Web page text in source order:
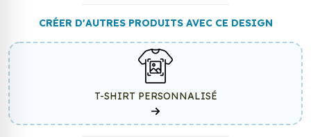
CRÉER D'AUTRES PRODUITS AVEC CE DESIGN
T-SHIRT PERSONNALISÉ